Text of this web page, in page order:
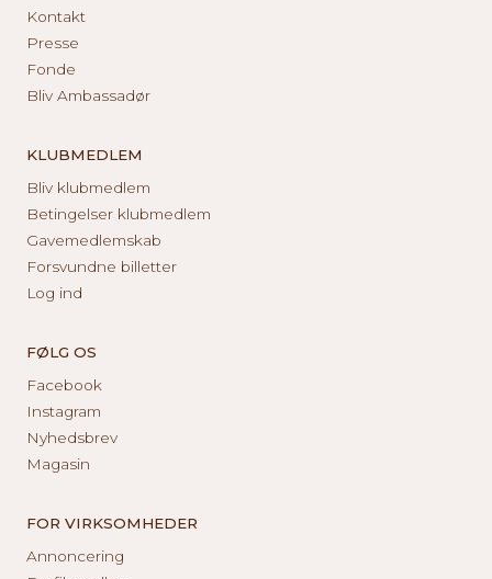
Kontakt
Presse
Fonde
Bliv Ambassadør
KLUBMEDLEM
Bliv klubmedlem
Betingelser klubmedlem
Gavemedlemskab
Forsvundne billetter
Log ind
FØLG OS
Facebook
Instagram
Nyhedsbrev
Magasin
FOR VIRKSOMHEDER
Annoncering